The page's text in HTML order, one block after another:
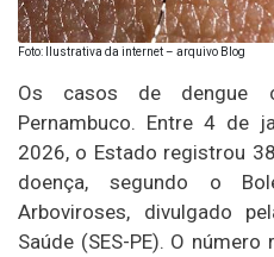
Foto: Ilustrativa da internet – arquivo Blog
Os casos de dengue
Pernambuco. Entre 4 de
2026, o Estado registrou
doença, segundo o
Arboviroses, divulgado
Saúde (SES-PE). O